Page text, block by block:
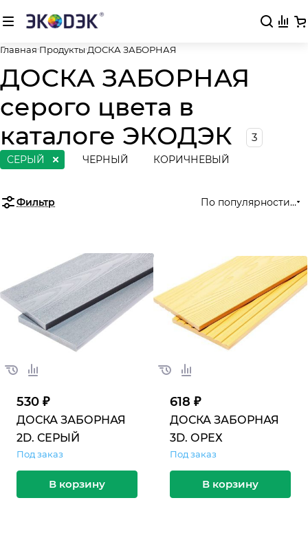
Главная Продукты ДОСКА ЗАБОРНАЯ
ДОСКА ЗАБОРНАЯ
серого цвета в
каталоге ЭКОДЭК
3
ЧЕРНЫЙ КОРИЧНЕВЫЙ
СЕРЫЙ
Фильтр По популярности
530 ₽
ДОСКА ЗАБОРНАЯ
2D. СЕРЫЙ
Под заказ
В корзину
618 ₽
ДОСКА ЗАБОРНАЯ
3D. ОРЕХ
Под заказ
В корзину